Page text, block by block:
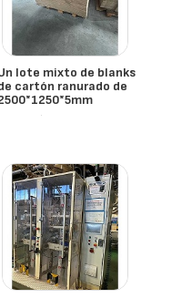
lote mixto de blanks
cartón ranurado de
- España